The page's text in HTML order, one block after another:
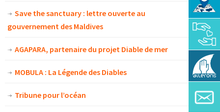
Save the sanctuary : lettre ouverte au
gouvernement des Maldives
AGAPARA, partenaire du projet Diable de mer
MOBULA : La Légende des Diables
Tribune pour l’océan